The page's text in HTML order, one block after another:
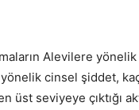
Alevilere
cinsel şiddet,
üst seviyeye çıktığı